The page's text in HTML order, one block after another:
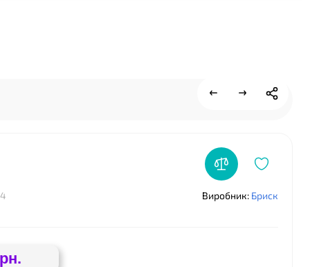
Виробник: Бриск